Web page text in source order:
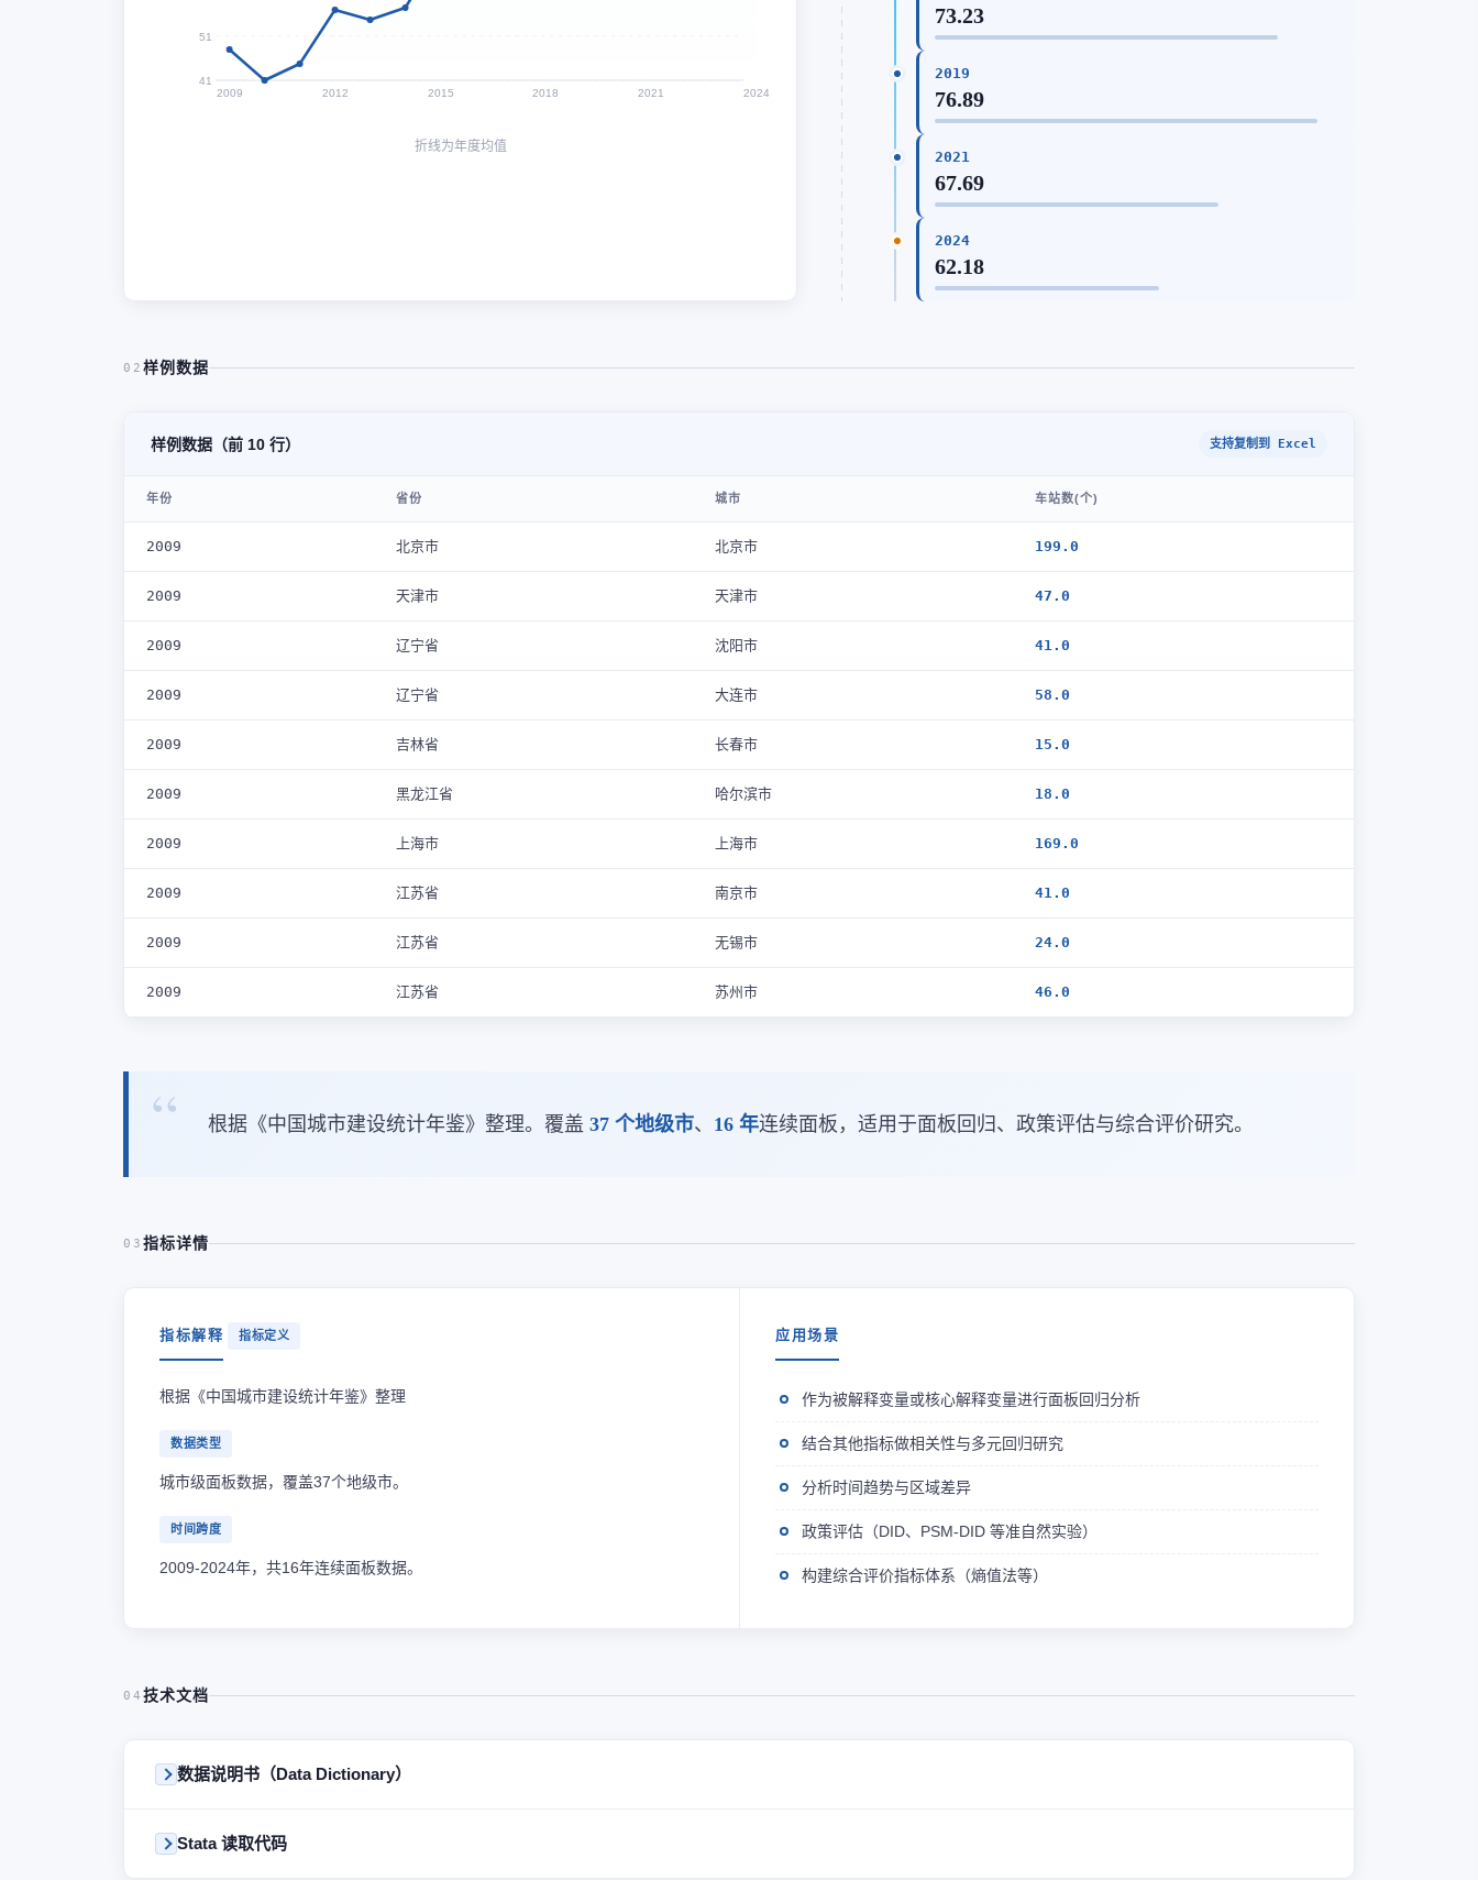
51
41
2009
2012 2015 2018 2021 2024
折线为年度均值
73.23
2019
76.89
2021
67.69
2024
62.18
02 样例数据
样例数据（前 10 行） 支持复制到 Excel
年份 省份 城市 车站数(个)
2009 北京市 北京市 199.0
2009 天津市 天津市 47.0
2009 辽宁省 沈阳市 41.0
2009 辽宁省 大连市 58.0
2009 吉林省 长春市 15.0
2009 黑龙江省 哈尔滨市 18.0
2009 上海市 上海市 169.0
2009 江苏省 南京市 41.0
2009 江苏省 无锡市 24.0
2009 江苏省 苏州市 46.0
根据《中国城市建设统计年鉴》整理。覆盖 37 个地级市、 16 年连续面板，适用于面板回归、政策评估与综合评价研究。
03 指标详情
指标解释 指标定义
根据《中国城市建设统计年鉴》整理
数据类型
城市级面板数据，覆盖37个地级市。
时间跨度
2009-2024年，共16年连续面板数据。
应用场景
作为被解释变量或核心解释变量进行面板回归分析
结合其他指标做相关性与多元回归研究
分析时间趋势与区域差异
政策评估（DID、PSM-DID 等准自然实验）
构建综合评价指标体系（熵值法等）
04 技术文档
数据说明书（Data Dictionary）
Stata 读取代码